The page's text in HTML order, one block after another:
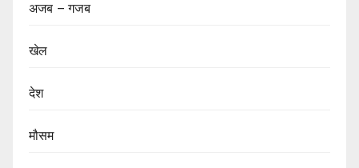
अजब – गजब
खेल
देश
मौसम